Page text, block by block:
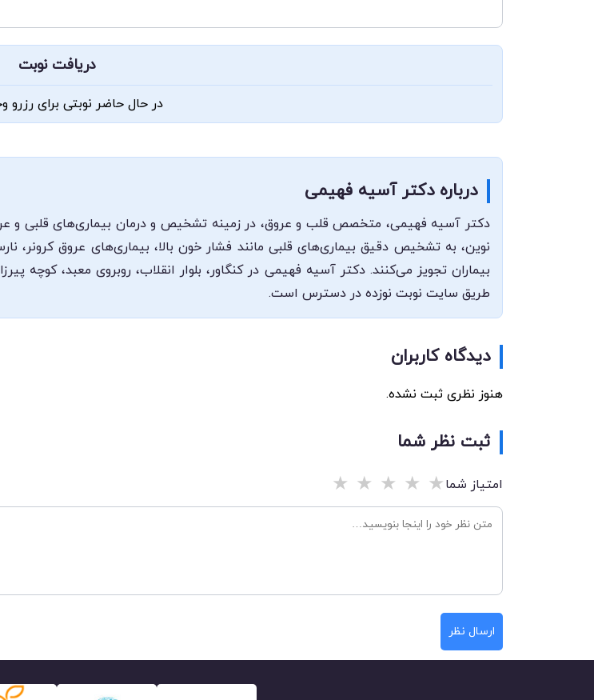
دریافت نوبت
در حال حاضر نوبتی برای رزرو
درباره دکتر آسیه فهیمی
دکتر آسیه فهیمی، متخصص قلب و عروق، در زمینه تشخیص و درمان بیماری‌های قلبی و
نوین، به تشخیص دقیق بیماری‌های قلبی مانند فشار خون بالا، بیماری‌های عروق کرونر،
بیماران تجویز می‌کنند. دکتر آسیه فهیمی در کنگاور، بلوار انقلاب، روبروی معبد،
طریق سایت نوبت نوزده در دسترس است.
دیدگاه کاربران
هنوز نظری ثبت نشده.
ثبت نظر شما
امتیاز شما★
★
★
★
★
ارسال نظر